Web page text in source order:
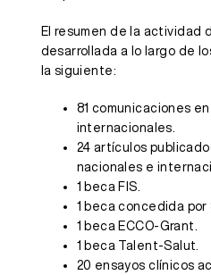
El resumen de la actividad
desarrollada a lo largo de
la siguiente:
81 comunicaciones
internacionales.
24 artículos
nacionales e
1 beca FIS.
1 beca concedida
1 beca ECCO-Grant.
1 beca Talent-Salut.
20 ensayos clínicos